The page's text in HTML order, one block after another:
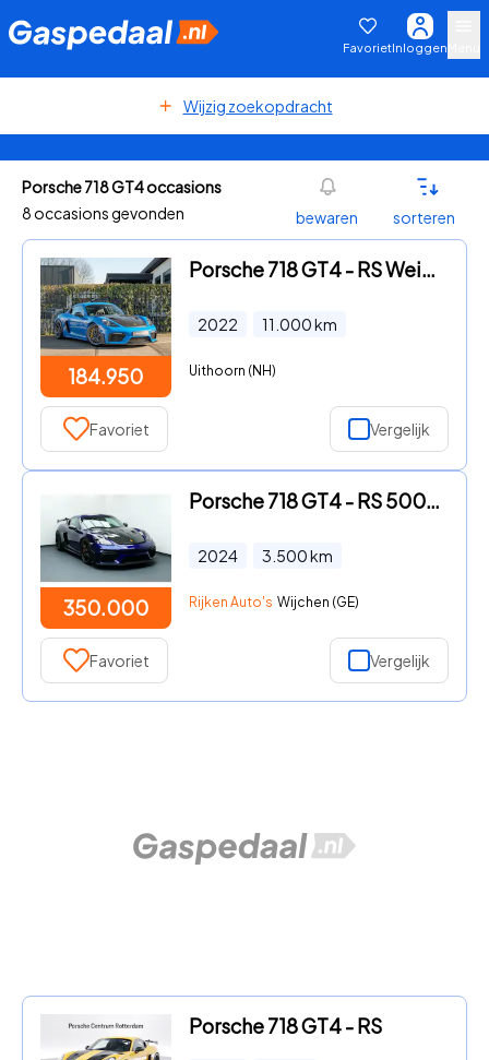
FavorietInloggen
Wijzig zoekopdracht
Porsche 718 GT4 occasions
8 occasions gevonden
bewaren sorteren
184.950
Porsche 718 GT4 - RS Weissach | Clubsport | Weissach | Neuslift | PPF
2022 11.000km
Uithoorn (NH)
Favoriet Vergelijk
350.000
Porsche 718 GT4 - RS 500pk bj2024. Weissach, Ceramic, Led Koplampen, Xpel
2024 3.500km
Rijken Auto's Wijchen (GE)
Favoriet Vergelijk
Porsche 718 GT4 - RS